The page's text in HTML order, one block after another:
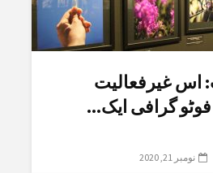
اس غیرفعالیت
گرافی ایک...
نومبر 21, 2020